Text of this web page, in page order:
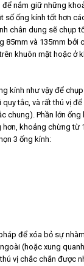
nắm giữ những
số ống kính tốt hơn
chân dung sẽ chụp
85mm và 135mm bởi
khuôn mặt hoặc ở
kính như vậy để
tắc, và rất thú vị để
chung). Phần lớn ống
khoảng chừng từ
3 ống kính:
để xóa bỏ sự
(hoặc xung
vị chắc chắn được